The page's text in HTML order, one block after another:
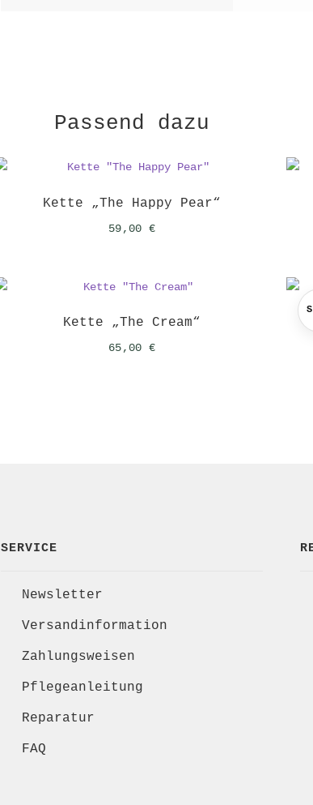
Passend dazu
Kette „The Happy Pear“
59,00 €
Kette „The Cream“
65,00 €
SERVICE
Newsletter
Versandinformation
Zahlungsweisen
Pflegeanleitung
Reparatur
FAQ